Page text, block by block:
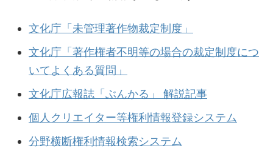
文化庁「未管理著作物裁定制度」
文化庁「著作権者不明等の場合の裁定制度につ
いてよくある質問」
文化庁広報誌「ぶんかる」 解説記事
個人クリエイター等権利情報登録システム
分野横断権利情報検索システム